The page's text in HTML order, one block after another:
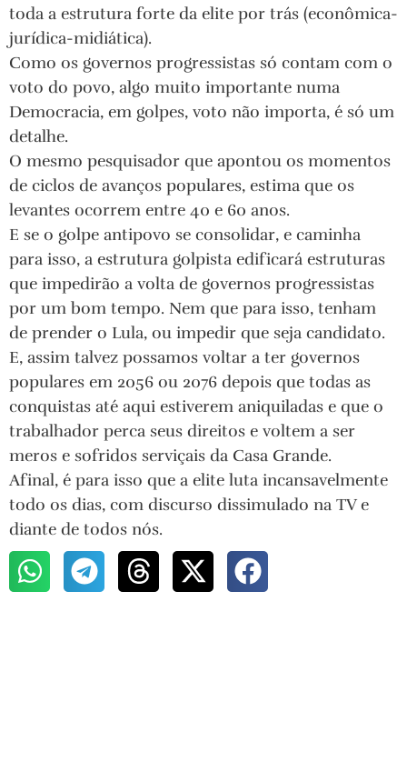
toda a estrutura forte da elite por trás (econômica-
jurídica-midiática).
Como os governos progressistas só contam com o
voto do povo, algo muito importante numa
Democracia, em golpes, voto não importa, é só um
detalhe.
O mesmo pesquisador que apontou os momentos
de ciclos de avanços populares, estima que os
levantes ocorrem entre 40 e 60 anos.
E se o golpe antipovo se consolidar, e caminha
para isso, a estrutura golpista edificará estruturas
que impedirão a volta de governos progressistas
por um bom tempo. Nem que para isso, tenham
de prender o Lula, ou impedir que seja candidato.
E, assim talvez possamos voltar a ter governos
populares em 2056 ou 2076 depois que todas as
conquistas até aqui estiverem aniquiladas e que o
trabalhador perca seus direitos e voltem a ser
meros e sofridos serviçais da Casa Grande.
Afinal, é para isso que a elite luta incansavelmente
todo os dias, com discurso dissimulado na TV e
diante de todos nós.